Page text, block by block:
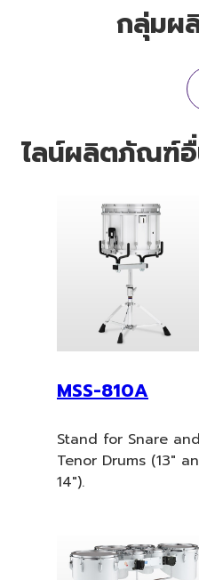
กลุ่ม
ไลน์ผลิตภัณฑ์
MSS-810A
Stand for Snare and
Tenor Drums (13"
14").